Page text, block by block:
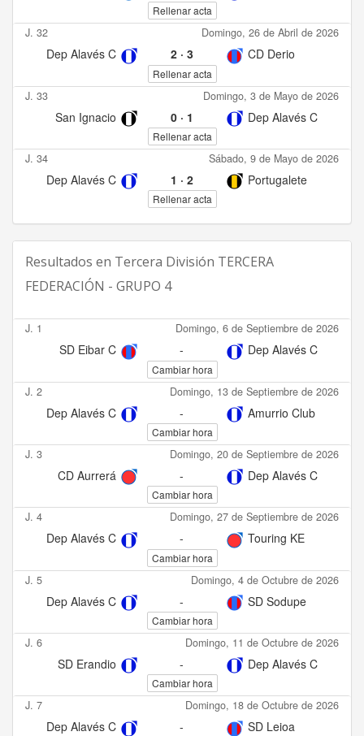
Rellenar acta
J. 32 Domingo, 26 de Abril de 2026
Dep Alavés C 2· 3 CD Derio
Rellenar acta
J. 33 Domingo, 3 de Mayo de 2026
San Ignacio 0· 1 Dep Alavés C
Rellenar acta
J. 34 Sábado, 9 de Mayo de 2026
Dep Alavés C 1 · 2 Portugalete
Rellenar acta
Resultados en Tercera División TERCERA
FEDERACIÓN - GRUPO 4
J. 1 Domingo, 6 de Septiembre de 2026
SD Eibar C - Dep Alavés C
Cambiar hora
J. 2 Domingo, 13 de Septiembre de 2026
Dep Alavés C - Amurrio Club
Cambiar hora
J. 3 Domingo, 20 de Septiembre de 2026
CD Aurrerá - Dep Alavés C
Cambiar hora
J. 4 Domingo, 27 de Septiembre de 2026
Dep Alavés C - Touring KE
Cambiar hora
J. 5 Domingo, 4 de Octubre de 2026
Dep Alavés C - SD Sodupe
Cambiar hora
J. 6 Domingo, 11 de Octubre de 2026
SD Erandio - Dep Alavés C
Cambiar hora
J. 7 Domingo, 18 de Octubre de 2026
Dep Alavés C - SD Leioa